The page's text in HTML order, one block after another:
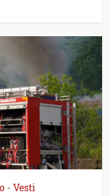
• Vesti